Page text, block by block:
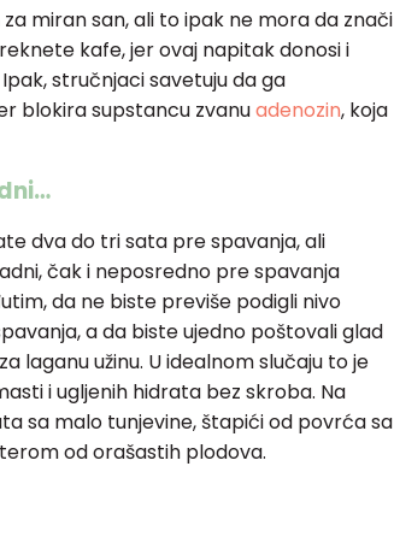
miran san, ali to ipak ne mora da znači
kafe, jer ovaj napitak donosi i
Ipak, stručnjaci savetuju da ga
blokira supstancu zvanuadenozin, koja
dva do tri sata pre spavanja, ali
čak i neposredno pre spavanja
da ne biste previše podigli nivo
a da biste ujedno poštovali glad
laganu užinu. U idealnom slučaju to je
i ugljenih hidrata bez skroba. Na
sa malo tunjevine, štapići od povrća sa
od orašastih plodova.